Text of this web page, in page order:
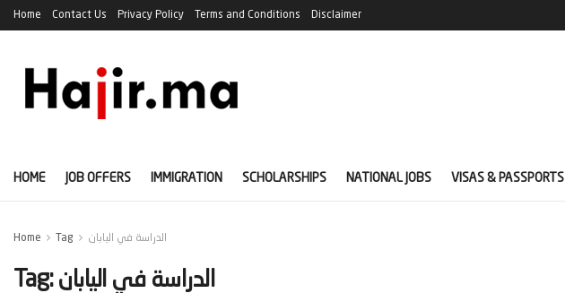
Home Contact Us Privacy Policy Terms and Conditions Disclaimer
HOME JOB OFFERS IMMIGRATION SCHOLARSHIPS NATIONAL JOBS VISAS & PASSPORTS
Home Tag الدراسة في اليابان
Tag: الدراسة في اليابان